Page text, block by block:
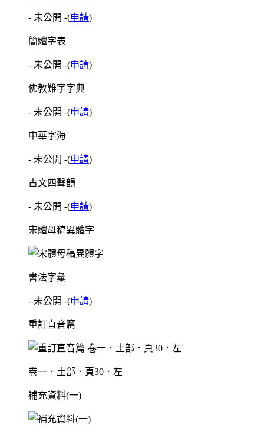
- 未公開 -(申請)
簡體字表
- 未公開 -(申請)
佛教難字字典
- 未公開 -(申請)
中華字海
- 未公開 -(申請)
古文四聲韻
- 未公開 -(申請)
宋體母稿異體字
書法字彙
- 未公開 -(申請)
重訂直音篇
卷一．土部．頁30．左
補充資料(一)